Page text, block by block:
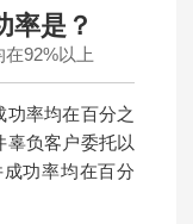
率是？
92%以上
功率均在百分之
辜负客户委托以
功率均在百分